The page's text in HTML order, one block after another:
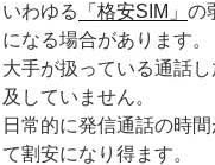
いわゆる 「格安SIM」 の
になる場合があります。
大手が扱っている通話
及していません。
日常的に発信通話の時
て割安になり得ます。